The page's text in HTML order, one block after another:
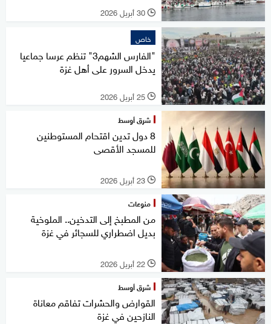
l 30 أبريل 2026
خاص
"الفارس الشهم3" تنظم عرسا جماعيا
يدخل السرور على أهل غزة
l 25 أبريل 2026
شرق أوسط
8 دول تدين اقتحام المستوطنين
للمسجد الأقصى
l 23 أبريل 2026
منوعات
من المطبخ إلى التدخين.. الملوخية
بديل اضطراري للسجائر في غزة
l 22 أبريل 2026
شرق أوسط
القوارض والحشرات تفاقم معاناة
النازحين في غزة